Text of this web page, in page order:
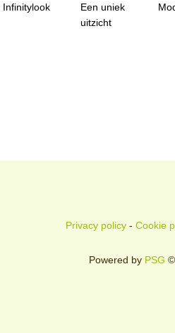
Infinitylook
Een uniek
uitzicht
Privacy policy- Cookie
Powered by PSG